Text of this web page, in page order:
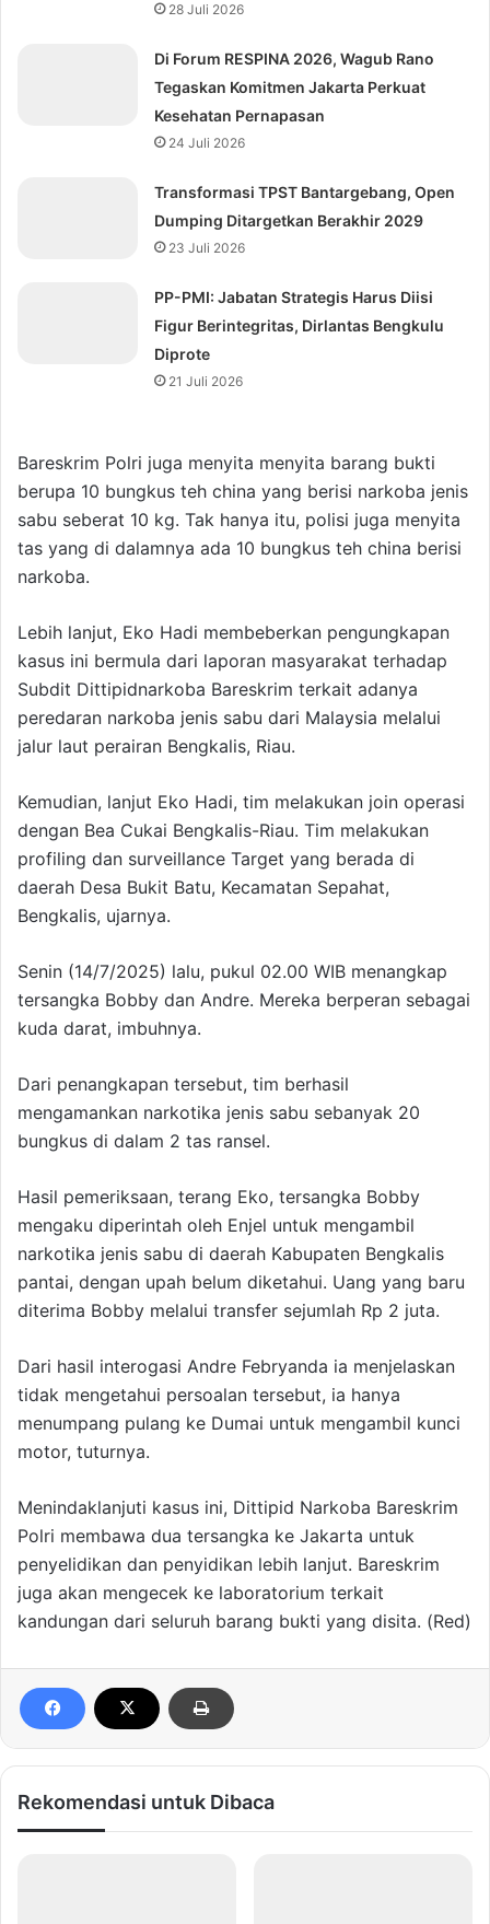
28 Juli 2026
Di Forum RESPINA 2026, Wagub Rano
Tegaskan Komitmen Jakarta Perkuat
Kesehatan Pernapasan
24 Juli 2026
Transformasi TPST Bantargebang, Open
Dumping Ditargetkan Berakhir 2029
23 Juli 2026
⁠PP-PMI: Jabatan Strategis Harus Diisi
Figur Berintegritas, Dirlantas Bengkulu
Diprote
21 Juli 2026
Bareskrim Polri juga menyita menyita barang bukti
berupa 10 bungkus teh china yang berisi narkoba jenis
sabu seberat 10 kg. Tak hanya itu, polisi juga menyita
tas yang di dalamnya ada 10 bungkus teh china berisi
narkoba.
Lebih lanjut, Eko Hadi membeberkan pengungkapan
kasus ini bermula dari laporan masyarakat terhadap
Subdit Dittipidnarkoba Bareskrim terkait adanya
peredaran narkoba jenis sabu dari Malaysia melalui
jalur laut perairan Bengkalis, Riau.
Kemudian, lanjut Eko Hadi, tim melakukan join operasi
dengan Bea Cukai Bengkalis-Riau. Tim melakukan
profiling dan surveillance Target yang berada di
daerah Desa Bukit Batu, Kecamatan Sepahat,
Bengkalis, ujarnya.
Senin (14/7/2025) lalu, pukul 02.00 WIB menangkap
tersangka Bobby dan Andre. Mereka berperan sebagai
kuda darat, imbuhnya.
Dari penangkapan tersebut, tim berhasil
mengamankan narkotika jenis sabu sebanyak 20
bungkus di dalam 2 tas ransel.
Hasil pemeriksaan, terang Eko, tersangka Bobby
mengaku diperintah oleh Enjel untuk mengambil
narkotika jenis sabu di daerah Kabupaten Bengkalis
pantai, dengan upah belum diketahui. Uang yang baru
diterima Bobby melalui transfer sejumlah Rp 2 juta.
Dari hasil interogasi Andre Febryanda ia menjelaskan
tidak mengetahui persoalan tersebut, ia hanya
menumpang pulang ke Dumai untuk mengambil kunci
motor, tuturnya.
Menindaklanjuti kasus ini, Dittipid Narkoba Bareskrim
Polri membawa dua tersangka ke Jakarta untuk
penyelidikan dan penyidikan lebih lanjut. Bareskrim
juga akan mengecek ke laboratorium terkait
kandungan dari seluruh barang bukti yang disita. (Red)
Rekomendasi untuk Dibaca